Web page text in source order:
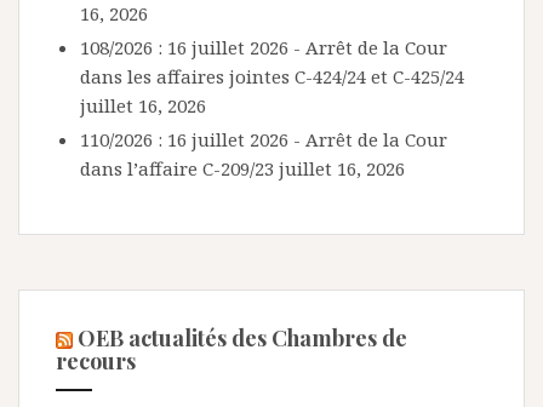
16, 2026
108/2026 : 16 juillet 2026 - Arrêt de la Cour
dans les affaires jointes C-424/24 et C-425/24
juillet 16, 2026
110/2026 : 16 juillet 2026 - Arrêt de la Cour
dans l’affaire C-209/23 juillet 16, 2026
OEB actualités des Chambres de
recours